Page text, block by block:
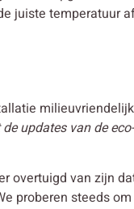
juiste temperatuur
updates van de
overtuigd van zijn
proberen steeds